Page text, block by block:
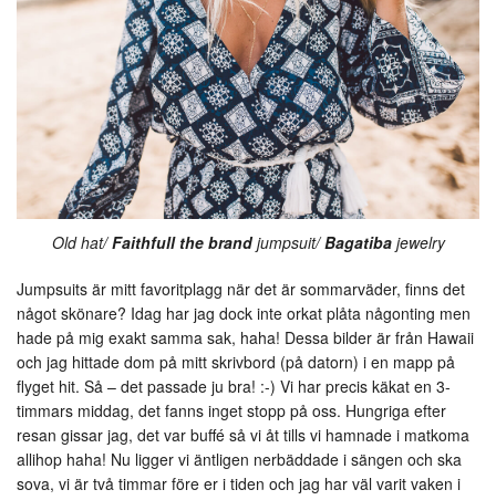
Old hat/Faithfull the brandjumpsuit/Bagatibajewelry
Jumpsuits är mitt favoritplagg när det är sommarväder, finns det
något skönare? Idag har jag dock inte orkat plåta någonting men
hade på mig exakt samma sak, haha! Dessa bilder är från Hawaii
och jag hittade dom på mitt skrivbord (på datorn) i en mapp på
flyget hit. Så – det passade ju bra! :-) Vi har precis käkat en 3-
timmars middag, det fanns inget stopp på oss. Hungriga efter
resan gissar jag, det var buffé så vi åt tills vi hamnade i matkoma
allihop haha! Nu ligger vi äntligen nerbäddade i sängen och ska
sova, vi är två timmar före er i tiden och jag har väl varit vaken i